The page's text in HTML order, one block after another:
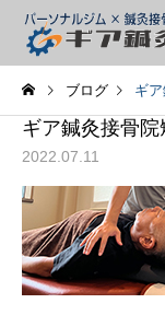
スタッフ
ブログ ギ
ギア鍼灸接骨
2022.07.11